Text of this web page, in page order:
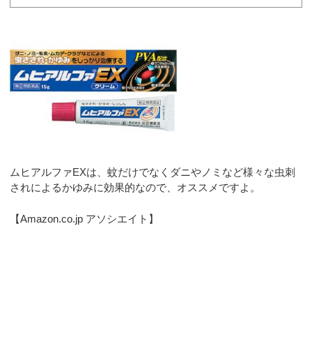
ムヒアルファEXは、蚊だけでなくダニやノミなど様々な虫刺
されによるかゆみに効果的なので、オススメですよ。
【Amazon.co.jp アソシエイト】